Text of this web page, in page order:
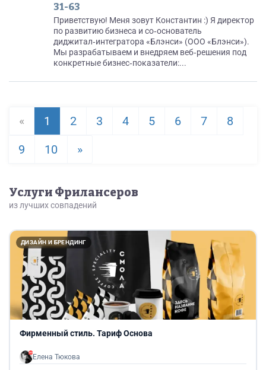
31-63
Приветствую! Меня зовут Константин :) Я директор
по развитию бизнеса и со‑основатель
диджитал‑интегратора «Блэнси» (ООО «Блэнси»).
Мы разрабатываем и внедряем веб‑решения под
конкретные бизнес‑показатели:...
« 1 2 3 4 5 6 7
8
9
10 »
Услуги Фрилансеров
из лучших совпадений
ДИЗАЙН И БРЕНДИНГ
Фирменный стиль. Тариф Основа
Елена Тюкова